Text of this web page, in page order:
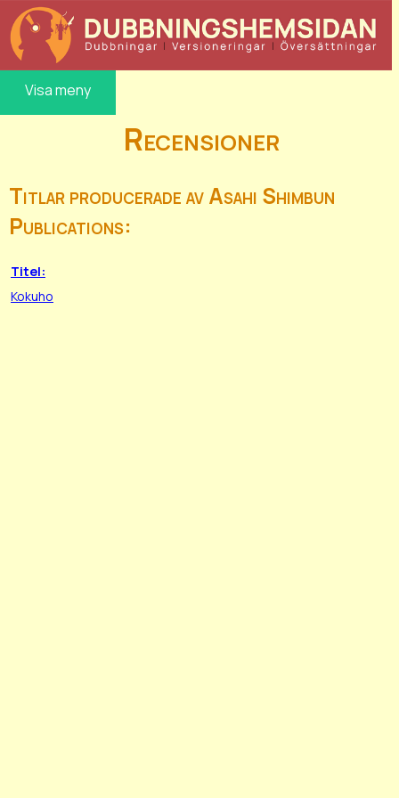
Visa meny
Recensioner
Titlar producerade av Asahi Shimbun
Publications:
Titel:
Kokuho